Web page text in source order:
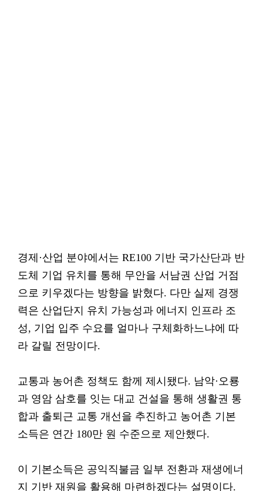
경제·산업 분야에서는 RE100 기반 국가산단과 반
도체 기업 유치를 통해 무안을 서남권 산업 거점
으로 키우겠다는 방향을 밝혔다. 다만 실제 경쟁
력은 산업단지 유치 가능성과 에너지 인프라 조
성, 기업 입주 수요를 얼마나 구체화하느냐에 따
라 갈릴 전망이다.
교통과 농어촌 정책도 함께 제시됐다. 남악·오룡
과 영암 삼호를 잇는 대교 건설을 통해 생활권 통
합과 출퇴근 교통 개선을 추진하고 농어촌 기본
소득은 연간 180만 원 수준으로 제안했다.
이 기본소득은 공익직불금 일부 전환과 재생에너
지 기반 재원을 활용해 마련하겠다는 설명이다.